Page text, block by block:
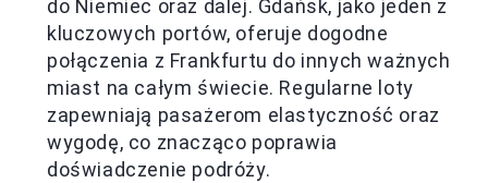
do Niemiec oraz dalej. Gdańsk, jako jeden z
kluczowych portów, oferuje dogodne
połączenia z Frankfurtu do innych ważnych
miast na całym świecie. Regularne loty
zapewniają pasażerom elastyczność oraz
wygodę, co znacząco poprawia
doświadczenie podróży.